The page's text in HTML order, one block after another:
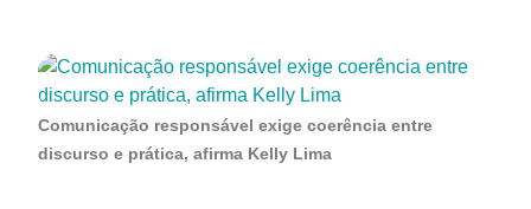
Comunicação responsável exige coerência entre
discurso e prática, afirma Kelly Lima